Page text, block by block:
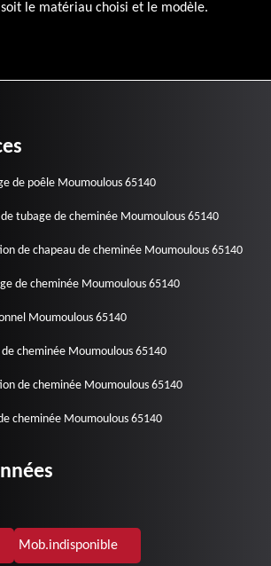
le matériau choisi et le modèle.
de poêle Moumoulous 65140
tubage de cheminée Moumoulous 65140
de chapeau de cheminée Moumoulous 65140
de cheminée Moumoulous 65140
Moumoulous 65140
cheminée Moumoulous 65140
de cheminée Moumoulous 65140
cheminée Moumoulous 65140
Mob.indisponible